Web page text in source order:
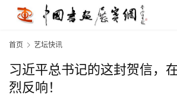
首页 艺坛快讯
习近平总书记的这封贺信，
烈反响！